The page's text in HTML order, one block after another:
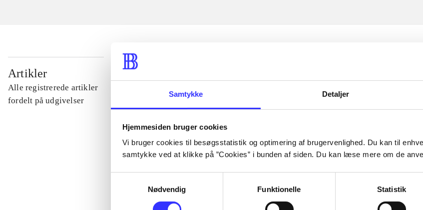
Samtykke Detaljer
Hjemmesiden bruger cookies
Vi bruger cookies til besøgsstatistik og optimering af brugervenlighed. Du kan til
samtykke ved at klikke på ”Cookies” i bunden af siden. Du kan læse mere om de
Nødvendig
Funktionelle Statistik
Artikler
Alle registrerede artikler
fordelt på udgivelser
...
...
...